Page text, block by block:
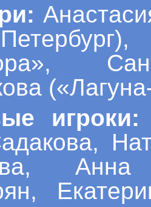
игроки:
Анна